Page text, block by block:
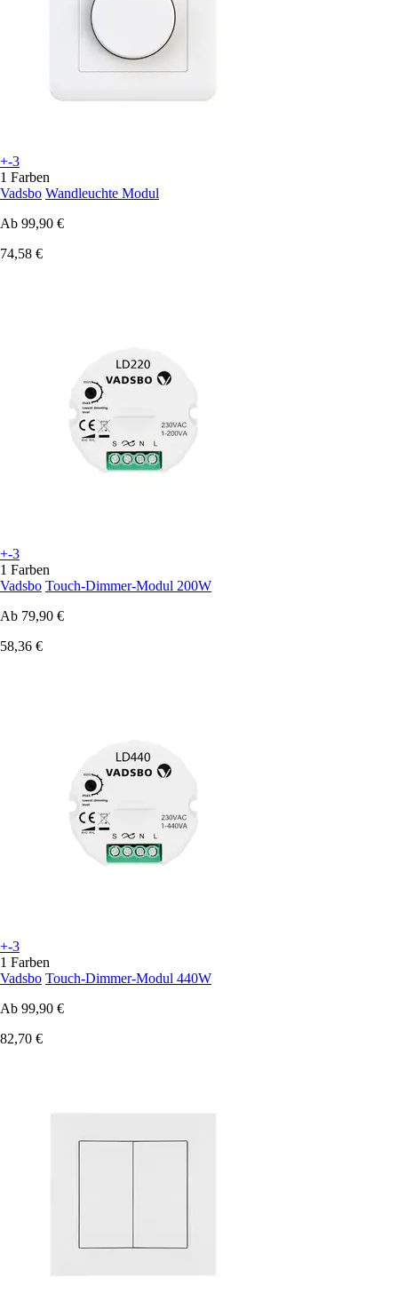
+-3
1 Farben
Vadsbo Wandleuchte Modul
Ab 99,90 €
74,58 €
+-3
1 Farben
Vadsbo Touch-Dimmer-Modul 200W
Ab 79,90 €
58,36 €
+-3
1 Farben
Vadsbo Touch-Dimmer-Modul 440W
Ab 99,90 €
82,70 €